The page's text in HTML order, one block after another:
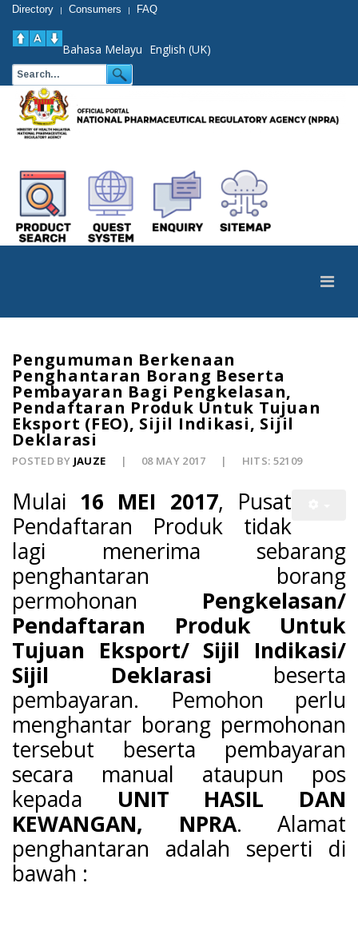
Directory | Consumers | FAQ
Bahasa Melayu English (UK)
Pengumuman Berkenaan
Penghantaran Borang Beserta
Pembayaran Bagi Pengkelasan,
Pendaftaran Produk Untuk Tujuan
Eksport (FEO), Sijil Indikasi, Sijil
Deklarasi
POSTED BY JAUZE 08 MAY 2017 HITS: 52109
Mulai 16 MEI 2017, Pusat
Pendaftaran Produk tidak
lagi menerima sebarang
penghantaran borang
permohonan Pengkelasan/
Pendaftaran Produk Untuk
Tujuan Eksport/ Sijil Indikasi/
Sijil Deklarasi beserta
pembayaran. Pemohon perlu
menghantar borang permohonan
tersebut beserta pembayaran
secara manual ataupun pos
kepada UNIT HASIL DAN
KEWANGAN, NPRA. Alamat
penghantaran adalah seperti di
bawah :